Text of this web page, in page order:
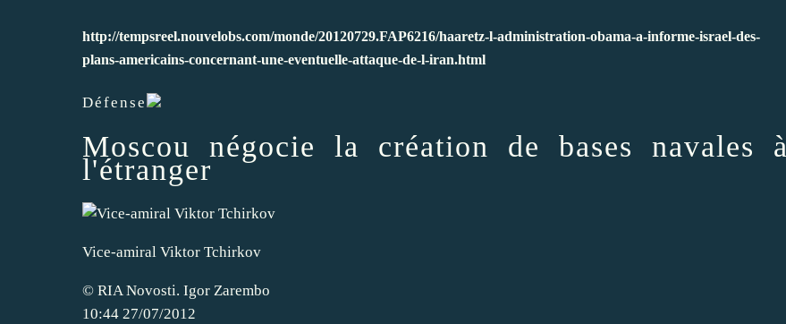
http://tempsreel.nouvelobs.com/monde/20120729.FAP6216/haaretz-l-administration-obama-a-informe-israel-des-
plans-americains-concernant-une-eventuelle-attaque-de-l-iran.html
Défense
Moscou négocie la création de bases navales à
l'étranger
Vice-amiral Viktor Tchirkov
© RIA Novosti. Igor Zarembo
10:44 27/07/2012